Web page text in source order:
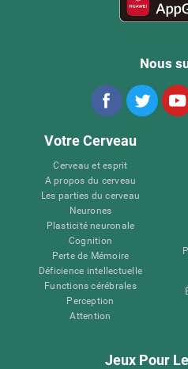
Nous
Votre Cerveau
Cerveau et esprit
A propos du cerveau
Les parties du cerveau
Neurones
Plasticité neuronale
Cognition
Perte de Mémoire
Déficience intellectuelle
Functions cérébrales
Perception
Attention
Jeux Pour